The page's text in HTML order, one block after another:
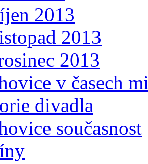
2013
2013
2013
v časech
divadla
současnost